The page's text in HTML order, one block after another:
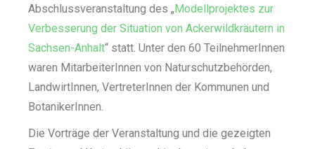
Abschlussveranstaltung des „Modellprojektes zur
Verbesserung der Situation von Ackerwildkräutern in
Sachsen-Anhalt“ statt. Unter den 60 TeilnehmerInnen
waren MitarbeiterInnen von Naturschutzbehörden,
LandwirtInnen, VertreterInnen der Kommunen und
BotanikerInnen.
Die Vorträge der Veranstaltung und die gezeigten